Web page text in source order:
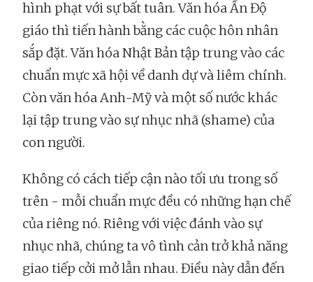
hình phạt với sự bất tuân. Văn hóa Ấn Độ
giáo thì tiến hành bằng các cuộc hôn nhân
sắp đặt. Văn hóa Nhật Bản tập trung vào các
chuẩn mực xã hội về danh dự và liêm chính.
Còn văn hóa Anh-Mỹ và một số nước khác
lại tập trung vào sự nhục nhã (shame) của
con người.
Không có cách tiếp cận nào tối ưu trong số
trên - mỗi chuẩn mực đều có những hạn chế
của riêng nó. Riêng với việc đánh vào sự
nhục nhã, chúng ta vô tình cản trở khả năng
giao tiếp cởi mở lẫn nhau. Điều này dẫn đến